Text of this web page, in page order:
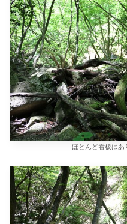
ほとんど看板はあ